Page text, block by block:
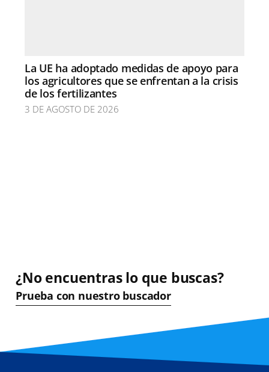
La UE ha adoptado medidas de apoyo para
los agricultores que se enfrentan a la crisis
de los fertilizantes
3 DE AGOSTO DE 2026
¿No encuentras lo que buscas?
Prueba con nuestro buscador